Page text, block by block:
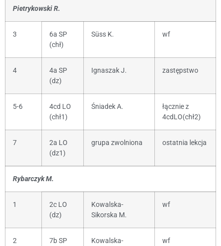
Pietrykowski R.
3
6a SP
(chł)
Süss K. wf
4
4a SP
(dz)
Ignaszak J. zastępstwo
5-6
4cd LO
(chł1)
Śniadek A.
łącznie z
4cdLO(chł2)
7
2a LO
(dz1)
grupa zwolniona ostatnia lekcja
Rybarczyk M.
1
2c LO
(dz)
Kowalska-
Sikorska M.
wf
2
7b SP
Kowalska-
wf